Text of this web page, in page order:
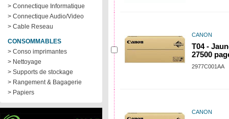
> Connectique Informatique
> Connectique Audio/Video
> Cable Reseau
CONSOMMABLES
> Conso imprimantes
> Nettoyage
> Supports de stockage
> Rangement & Bagagerie
> Papiers
CANON
T04 -
27500
2977C001AA
CANON